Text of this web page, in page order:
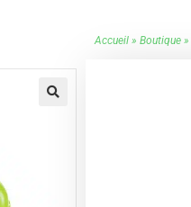
Accueil » Boutique »